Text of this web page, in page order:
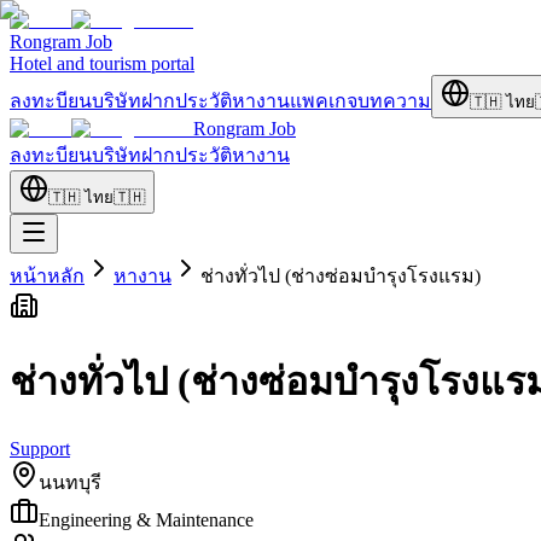
Rongram Job
Hotel and tourism portal
ลงทะบียนบริษัทฝากประวัติหางานแพคเกจบทความ 🇹🇭 ไทย
Rongram Job
ลงทะบียนบริษัทฝากประวัติหางาน
🇹🇭 ไทย🇹🇭
หน้าหลัก หางาน ช่างทั่วไป (ช่างซ่อมบำรุงโรงแรม)
ช่างทั่วไป (ช่างซ่อมบำรุงโรงแร
Support
นนทบุรี
Engineering & Maintenance